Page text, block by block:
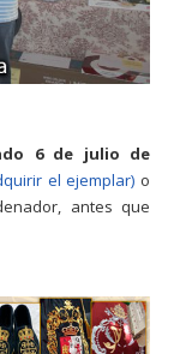
6 de julio de
el ejemplar) o
antes que